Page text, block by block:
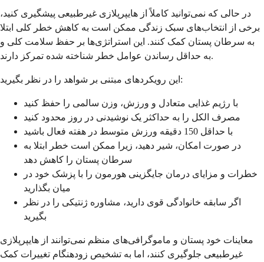
در حالی که نمی‌توانید کاملاً از هایپرپلازی غیرطبیعی پیشگیری کنید،
برخی از انتخاب‌های سبک زندگی ممکن است به کاهش خطر کلی ابتلا
به سرطان پستان کمک کنند. این استراتژی‌ها بر حفظ سلامت کلی و
به حداقل رساندن عوامل خطر شناخته شده تمرکز دارند.
این رویکردهای مبتنی بر شواهد را در نظر بگیرید:
با رژیم غذایی متعادل و ورزش، وزن سالمی را حفظ کنید
مصرف الکل را به حداکثر یک نوشیدنی در روز محدود کنید
با حداقل 150 دقیقه ورزش متوسط در هفته فعال باشید
در صورت امکان، شیر دهید، زیرا ممکن است خطر ابتلا به
سرطان پستان را کاهش دهد
خطرات و مزایای درمان جایگزینی هورمون را با پزشک خود در
میان بگذارید
اگر سابقه خانوادگی قوی دارید، مشاوره ژنتیکی را در نظر
بگیرید
معاینات خود پستان و ماموگرافی‌های منظم نمی‌توانند از هایپرپلازی
غیرطبیعی جلوگیری کنند، اما به تشخیص زودهنگام تغییرات کمک